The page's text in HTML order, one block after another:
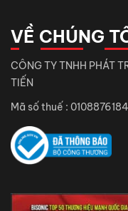
VỀ CHÚNG
CÔNG TY TNHH PHÁT
TIẾN
Mã số thuế : 0108876184